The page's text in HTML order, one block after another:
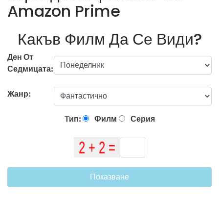
Amazon Prime
Какъв Филм Да Се Види?
Ден От
Седмицата:
Жанр:
Тип: Филм Серия
Показване